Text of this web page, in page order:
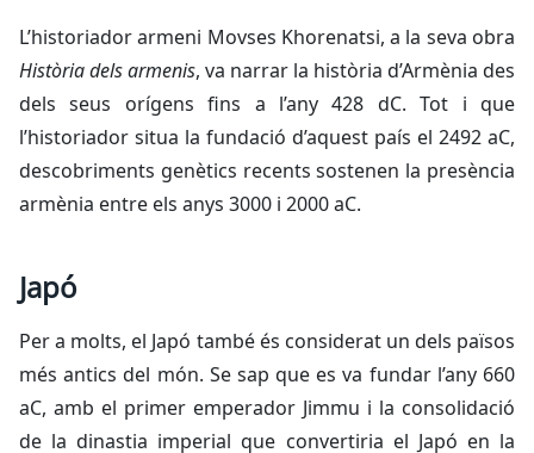
L’historiador armeni Movses Khorenatsi, a la seva obra
Història dels armenis, va narrar la història d’Armènia des
dels seus orígens fins a l’any 428 dC. Tot i que
l’historiador situa la fundació d’aquest país el 2492 aC,
descobriments genètics recents sostenen la presència
armènia entre els anys 3000 i 2000 aC.
Japó
Per a molts, el Japó també és considerat un dels països
més antics del món. Se sap que es va fundar l’any 660
aC, amb el primer emperador Jimmu i la consolidació
de la dinastia imperial que convertiria el Japó en la